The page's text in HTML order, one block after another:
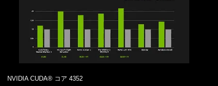
NVIDIA CUDA® コア 4352